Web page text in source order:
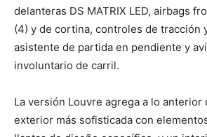
delanteras DS MATRIX LED, airbags
(4) y de cortina, controles de tracción
asistente de partida en pendiente y
involuntario de carril.
La versión Louvre agrega a lo anterior
exterior más sofisticada con